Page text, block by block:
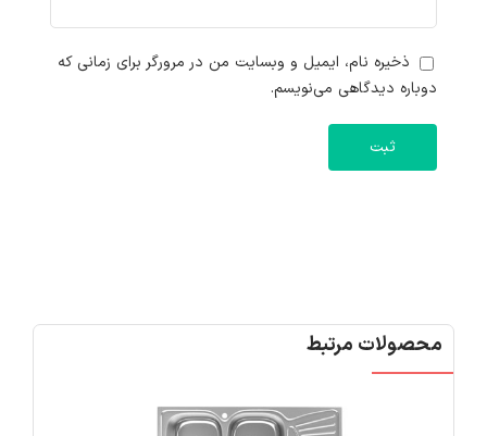
ذخیره نام، ایمیل و وبسایت من در مرورگر برای زمانی که
دوباره دیدگاهی می‌نویسم.
محصولات مرتبط